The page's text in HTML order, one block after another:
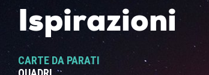
Ispirazioni
CARTE DA PARATI